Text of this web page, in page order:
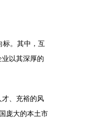
标。其中，互
以其深厚的
、充裕的风
庞大的本土市